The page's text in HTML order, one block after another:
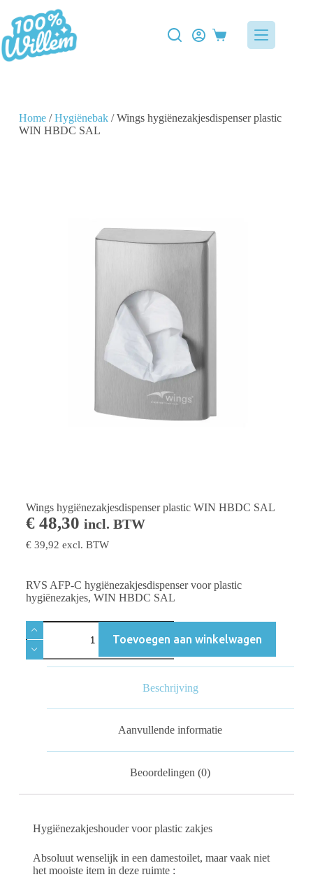
Home/Hygiënebak/ Wings hygiënezakjesdispenser plastic
WIN HBDC SAL
Wings hygiënezakjesdispenser plastic WIN HBDC SAL
€48,30 incl. BTW
€39,92 excl. BTW
RVS AFP-C hygiënezakjesdispenser voor plastic
hygiënezakjes, WIN HBDC SAL
Toevoegen aan winkelwagen
Beschrijving
Aanvullende informatie
Beoordelingen (0)
Hygiënezakjeshouder voor plastic zakjes
Absoluut wenselijk in een damestoilet, maar vaak niet
het mooiste item in deze ruimte :